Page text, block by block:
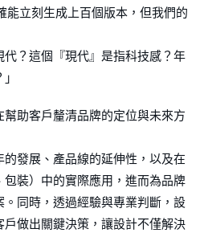
能立刻生成上百個版本，但我們的
代？這個『現代』是指科技感？年
助客戶釐清品牌的定位與未來方
發展、產品線的延伸性，以及在
裝）中的實際應用，進而為品牌
同時，透過經驗與專業判斷，設
做出關鍵決策，讓設計不僅解決